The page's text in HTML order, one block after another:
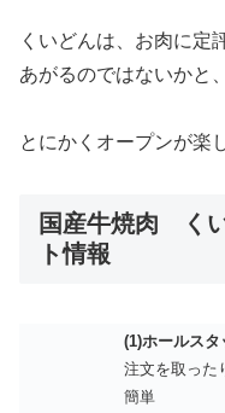
くいどんは、お肉に定
あがるのではないかと
とにかくオープンが楽
国産牛焼肉 く
ト情報
(1)ホールスタ
注文を取った
簡単